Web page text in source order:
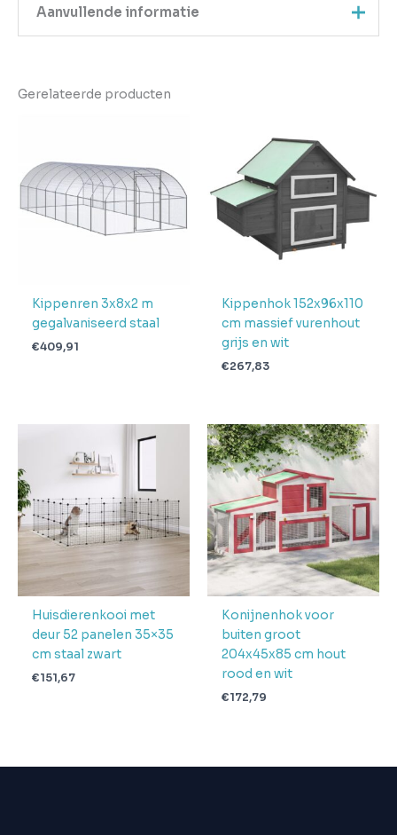
Aanvullende informatie
EAN
Aantal
pakketten in
levering
4
Verwachte
Gerelateerde producten
Kippenren 3x8x2 m
gegalvaniseerd staal
€409,91
Kippenhok 152x96x110
cm massief vurenhout
grijs en wit
€267,83
Huisdierenkooi met
deur 52 panelen 35×35
cm staal zwart
€151,67
Konijnenhok voor
buiten groot
204x45x85 cm hout
rood en wit
€172,79